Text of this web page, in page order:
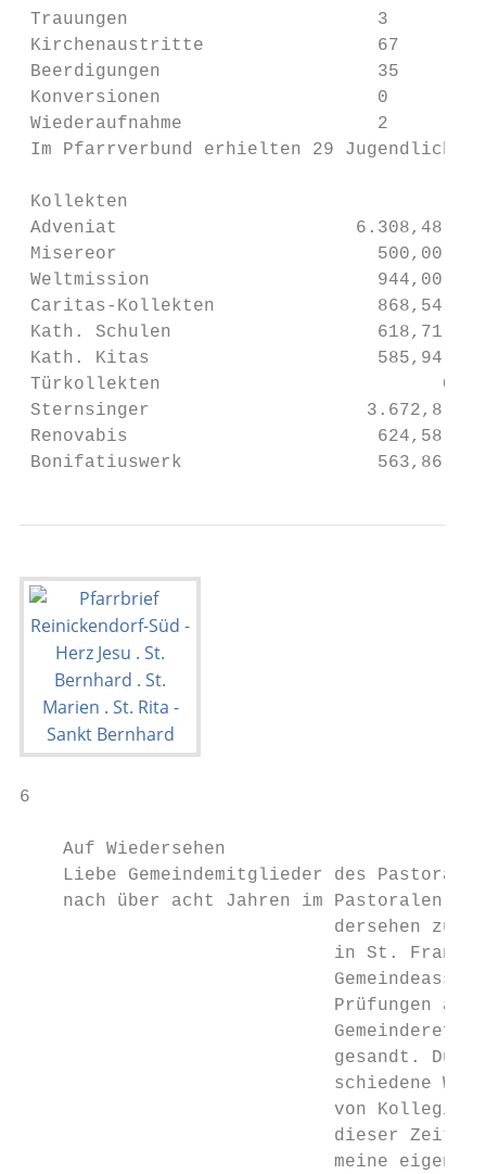
Trauungen                       3
Kirchenaustritte                67
Beerdigungen                    35
Konversionen                    0
Wiederaufnahme                  2
Im Pfarrverbund erhielten 29 Jugendliche
Kollekten
Adveniat                      6.308,48 €
Misereor                        500,00 €
Weltmission                     944,00 €
Caritas-Kollekten               868,54 €
Kath. Schulen                   618,71 €
Kath. Kitas                     585,94 €
Türkollekten                          0€
Sternsinger                    3.672,8 €
Renovabis                       624,58 €
Bonifatiuswerk                  563,86 €
6
    Auf Wiedersehen
Liebe Gemeindemitglieder des
nach über acht Jahren im Pastoralen
dersehen zu
in St.
Prüfungen am
gesandt.
schiedene
von
dieser Zeit
meine eigene